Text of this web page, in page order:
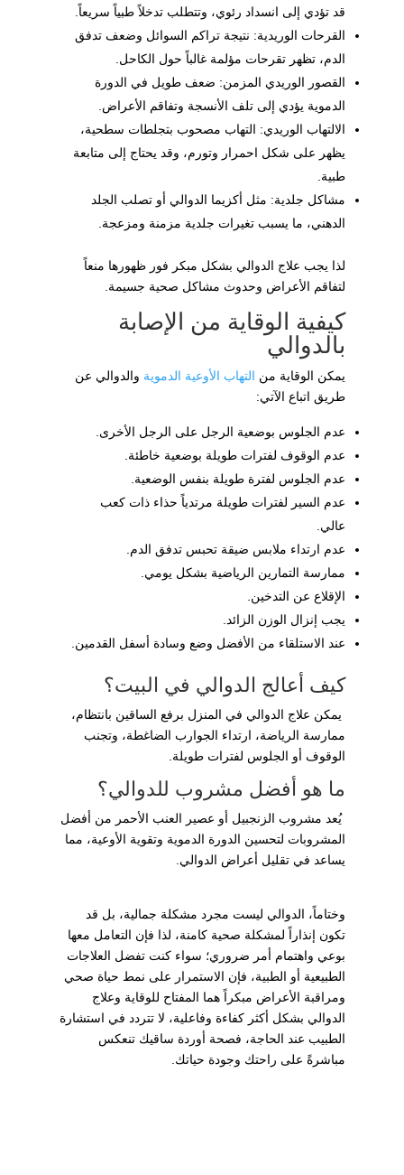
قد تؤدي إلى انسداد رئوي، وتتطلب تدخلاً طبياً سريعاً.
القرحات الوريدية: نتيجة تراكم السوائل وضعف تدفق
الدم، تظهر تقرحات مؤلمة غالباً حول الكاحل.
القصور الوريدي المزمن: ضعف طويل في الدورة
الدموية يؤدي إلى تلف الأنسجة وتفاقم الأعراض.
الالتهاب الوريدي: التهاب مصحوب بتجلطات سطحية،
يظهر على شكل احمرار وتورم، وقد يحتاج إلى متابعة
طبية.
مشاكل جلدية: مثل أكزيما الدوالي أو تصلب الجلد
الدهني، ما يسبب تغيرات جلدية مزمنة ومزعجة.
لذا يجب علاج الدوالي بشكل مبكر فور ظهورها منعاً
لتفاقم الأعراض وحدوث مشاكل صحية جسيمة.
كيفية الوقاية من الإصابة
بالدوالي
يمكن الوقاية من التهاب الأوعية الدموية والدوالي عن
طريق اتباع الآتي:
عدم الجلوس بوضعية الرجل على الرجل الأخرى.
عدم الوقوف لفترات طويلة بوضعية خاطئة.
عدم الجلوس لفترة طويلة بنفس الوضعية.
عدم السير لفترات طويلة مرتدياً حذاء ذات كعب
عالي.
عدم ارتداء ملابس ضيقة تحبس تدفق الدم.
ممارسة التمارين الرياضية بشكل يومي.
الإقلاع عن التدخين.
يجب إنزال الوزن الزائد.
عند الاستلقاء من الأفضل وضع وسادة أسفل القدمين.
كيف أعالج الدوالي في البيت؟
يمكن علاج الدوالي في المنزل برفع الساقين بانتظام،
ممارسة الرياضة، ارتداء الجوارب الضاغطة، وتجنب
الوقوف أو الجلوس لفترات طويلة.
ما هو أفضل مشروب للدوالي؟
يُعد مشروب الزنجبيل أو عصير العنب الأحمر من أفضل
المشروبات لتحسين الدورة الدموية وتقوية الأوعية، مما
يساعد في تقليل أعراض الدوالي.
وختاماً، الدوالي ليست مجرد مشكلة جمالية، بل قد
تكون إنذاراً لمشكلة صحية كامنة، لذا فإن التعامل معها
بوعي واهتمام أمر ضروري؛ سواء كنت تفضل العلاجات
الطبيعية أو الطبية، فإن الاستمرار على نمط حياة صحي
ومراقبة الأعراض مبكراً هما المفتاح للوقاية وعلاج
الدوالي بشكل أكثر كفاءة وفاعلية، لا تتردد في استشارة
الطبيب عند الحاجة، فصحة أوردة ساقيك تنعكس
مباشرةً على راحتك وجودة حياتك.